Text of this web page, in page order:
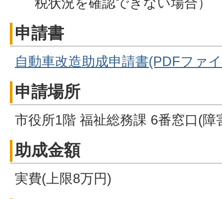
申請書
自動車改造助成申請書(PDFファ
申請場所
市役所1階 福祉総務課 6番窓口(障
助成金額
実費(上限8万円)